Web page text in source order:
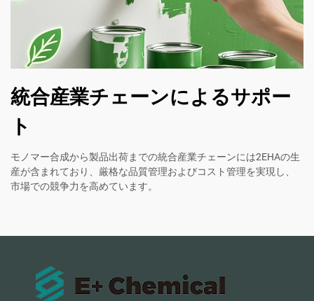
統合産業チェーンによるサポー
ト
モノマー合成から製品出荷までの統合産業チェーンには2EHAの生
産が含まれており、厳格な品質管理およびコスト管理を実現し、
市場での競争力を高めています。